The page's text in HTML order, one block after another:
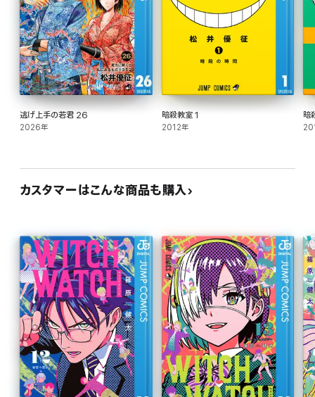
逃げ上手の若君 26
2026年
暗殺教室 1
2012年
暗
カスタマーはこんな商品も購入